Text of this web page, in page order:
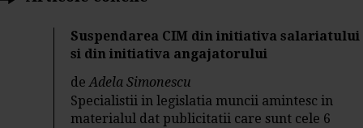
Suspendarea CIM din initiativa salariatului
si din initiativa angajatorului
deAdela Simonescu
Specialistii in legislatia muncii amintesc in
materialul dat publicitatii care sunt cele 6